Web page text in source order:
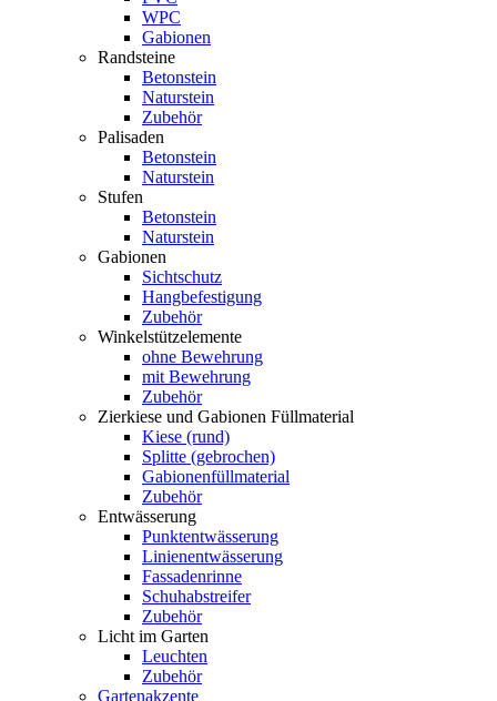
WPC
Gabionen
Randsteine
Betonstein
Naturstein
Zubehör
Palisaden
Betonstein
Naturstein
Stufen
Betonstein
Naturstein
Gabionen
Sichtschutz
Hangbefestigung
Zubehör
Winkelstützelemente
ohne Bewehrung
mit Bewehrung
Zubehör
Zierkiese und Gabionen Füllmaterial
Kiese (rund)
Splitte (gebrochen)
Gabionenfüllmaterial
Zubehör
Entwässerung
Punktentwässerung
Linienentwässerung
Fassadenrinne
Schuhabstreifer
Zubehör
Licht im Garten
Leuchten
Zubehör
Gartenakzente